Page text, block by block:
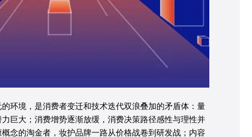
环境，是消费者变迁和技术迭代双浪叠加的矛盾体：量
巨大；消费增势逐渐放缓，消费决策路径感性与理性并
念的淘金者，妆护品牌一路从价格战卷到研发战；内容